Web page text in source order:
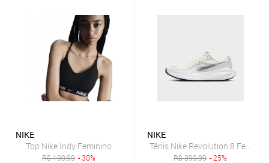
NIKE
Top Nike Indy Feminino
R$199,99 - 30%
NIKE
Tênis Nike Revolution 8
R$399,99 - 25%